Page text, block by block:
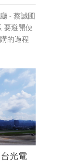
- 蔡誠圃
要避開便
的過程
光電